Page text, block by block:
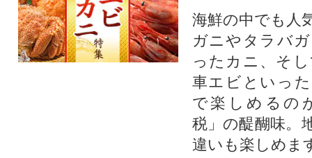
海鮮の中でも人
ガニやタラバ
ったカニ、そ
車エビといっ
で楽しめるの
税」の醍醐味。
違いも楽しめま